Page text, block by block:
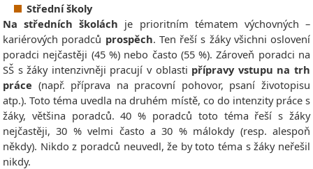
Střední školy
Na středních školách je prioritním tématem výchovných –
kariérových poradců prospěch. Ten řeší s žáky všichni oslovení
poradci nejčastěji (45 %) nebo často (55 %). Zároveň poradci na
SŠ s žáky intenzivněji pracují v oblasti přípravy vstupu na trh
práce (např. příprava na pracovní pohovor, psaní životopisu
atp.). Toto téma uvedla na druhém místě, co do intenzity práce s
žáky, většina poradců. 40 % poradců toto téma řeší s žáky
nejčastěji, 30 % velmi často a 30 % málokdy (resp. alespoň
někdy). Nikdo z poradců neuvedl, že by toto téma s žáky neřešil
nikdy.